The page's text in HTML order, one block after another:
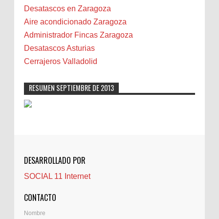
Biota
Camareta
Cáncer
Carmela Sauras
Carnavales
Castellón
Cerrajeros
Cocinas
Comentarios de la afición
Controller Zaragoza
Córdoba
Desatascos en Zaragoza
Aire acondicionado Zaragoza
Administrador Fincas Zaragoza
Desatascos Asturias
Cerrajeros Valladolid
RESUMEN SEPTIEMBRE DE 2013
DESARROLLADO POR
SOCIAL 11 Internet
CONTACTO
Nombre